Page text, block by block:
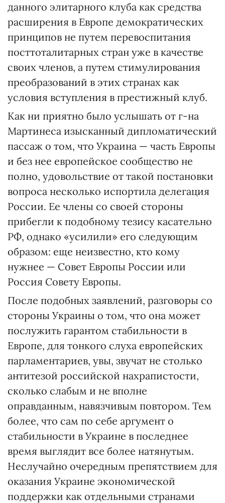
данного элитарного клуба как средства
расширения в Европе демократических
принципов не путем перевоспитания
посттоталитарных стран уже в качестве
своих членов, а путем стимулирования
преобразований в этих странах как
условия вступления в престижный клуб.
Как ни приятно было услышать от г-на
Мартинеса изысканный дипломатический
пассаж о том, что Украина — часть Европы
и без нее европейское сообщество не
полно, удовольствие от такой постановки
вопроса несколько испортила делегация
России. Ее члены со своей стороны
прибегли к подобному тезису касательно
РФ, однако «усилили» его следующим
образом: еще неизвестно, кто кому
нужнее — Совет Европы России или
Россия Совету Европы.
После подобных заявлений, разговоры со
стороны Украины о том, что она может
послужить гарантом стабильности в
Европе, для тонкого слуха европейских
парламентариев, увы, звучат не столько
антитезой российской нахрапистости,
сколько слабым и не вполне
оправданным, навязчивым повтором. Тем
более, что сам по себе аргумент о
стабильности в Украине в последнее
время выглядит все более натянутым.
Неслучайно очередным препятствием для
оказания Украине экономической
поддержки как отдельными странами